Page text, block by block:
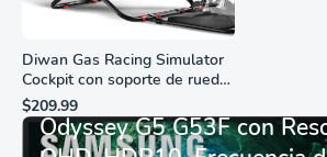
Diwan Gas Racing Simulator
Cockpit con soporte de rueda
de carreras plegable y
asiento - Logitech
G29/920/923/27/25,
$209.99
Monitor Gamer SAMSUNG
Odyssey G5 G53F con